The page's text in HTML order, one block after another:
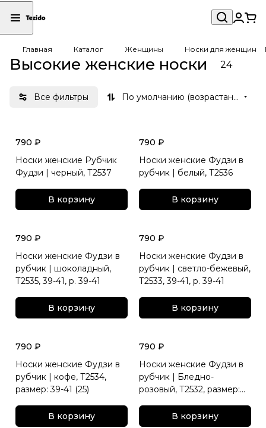
Главная Каталог Женщины Носки для женщин
Высокие женские носки 24
Все фильтры По умолчанию (возрастание)
790 ₽
Носки женские Рубчик
Фудзи | черный, Т2537
В корзину
790 ₽
Носки женские Фудзи в
рубчик | белый, Т2536
В корзину
790 ₽
Носки женские Фудзи в
рубчик | шоколадный,
Т2535, 39-41, р. 39-41
В корзину
790 ₽
Носки женские Фудзи в
рубчик | светло-бежевый,
Т2533, 39-41, р. 39-41
В корзину
790 ₽
Носки женские Фудзи в
рубчик | кофе, Т2534,
размер: 39-41 (25)
В корзину
790 ₽
Носки женские Фудзи в
рубчик | Бледно-
розовый, Т2532, размер:
В корзину